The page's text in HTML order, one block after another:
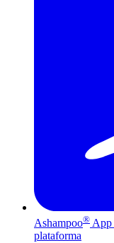
Ashampoo® App
plataforma